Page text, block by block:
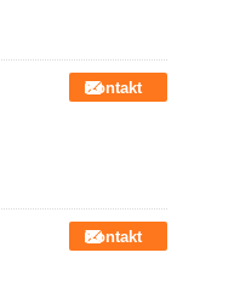
Kontakt
Kontakt